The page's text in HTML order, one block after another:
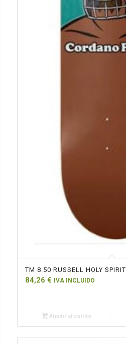
TM 8.50 RUSSELL HOLY SPIRIT
84,26 € IVA INCLUIDO
Añadir al carrito